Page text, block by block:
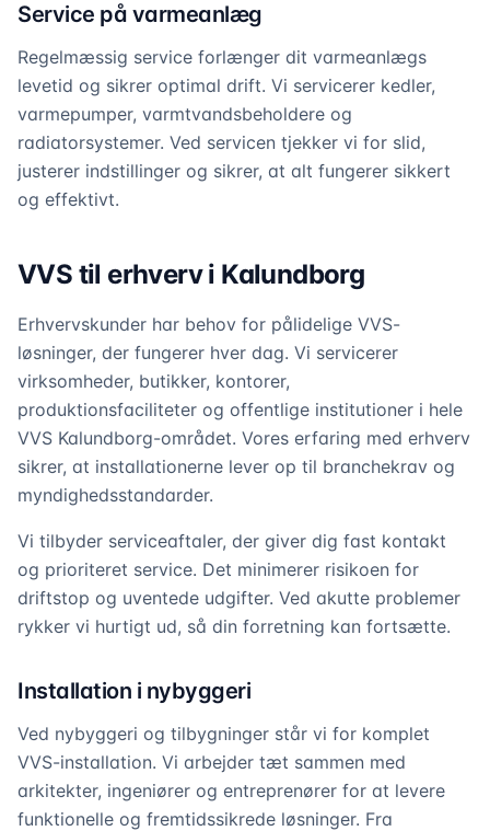
Service på varmeanlæg
Regelmæssig service forlænger dit varmeanlægs
levetid og sikrer optimal drift. Vi servicerer kedler,
varmepumper, varmtvandsbeholdere og
radiatorsystemer. Ved servicen tjekker vi for slid,
justerer indstillinger og sikrer, at alt fungerer sikkert
og effektivt.
VVS til erhverv i Kalundborg
Erhvervskunder har behov for pålidelige VVS-
løsninger, der fungerer hver dag. Vi servicerer
virksomheder, butikker, kontorer,
produktionsfaciliteter og offentlige institutioner i hele
VVS Kalundborg-området. Vores erfaring med erhverv
sikrer, at installationerne lever op til branchekrav og
myndighedsstandarder.
Vi tilbyder serviceaftaler, der giver dig fast kontakt
og prioriteret service. Det minimerer risikoen for
driftstop og uventede udgifter. Ved akutte problemer
rykker vi hurtigt ud, så din forretning kan fortsætte.
Installation i nybyggeri
Ved nybyggeri og tilbygninger står vi for komplet
VVS-installation. Vi arbejder tæt sammen med
arkitekter, ingeniører og entreprenører for at levere
funktionelle og fremtidssikrede løsninger. Fra